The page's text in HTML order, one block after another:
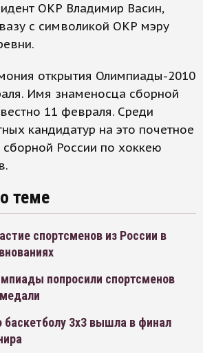
ОКР Владимир Васин,
с символикой ОКР мэру
открытия Олимпиады-2010
Имя знаменосца сборной
11 февраля. Среди
кандидатур на это почетное
сборной России по хоккею
теме
спортсменов из России в
попросили спортсменов
баскетболу 3х3 вышла в финал